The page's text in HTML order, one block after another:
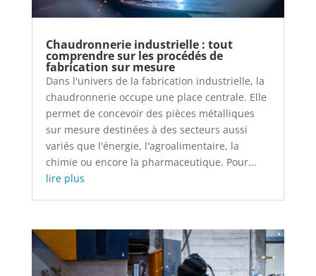
Chaudronnerie industrielle : tout
comprendre sur les procédés de
fabrication sur mesure
Dans l'univers de la fabrication industrielle, la
chaudronnerie occupe une place centrale. Elle
permet de concevoir des pièces métalliques
sur mesure destinées à des secteurs aussi
variés que l'énergie, l'agroalimentaire, la
chimie ou encore la pharmaceutique. Pour...
lire plus